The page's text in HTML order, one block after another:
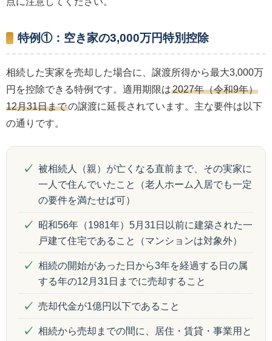
特例①：空き家の3,000万円特別控除
相続した実家を売却した場合に、譲渡所得から最大3,000万
円を控除できる特例です。適用期限は2027年（令和9年）
12月31日までの譲渡に延長されています。主な要件は以下
の通りです。
被相続人（親）が亡くなる直前まで、その実家に
一人で住んでいたこと（老人ホーム入居でも一定
の要件を満たせば可）
昭和56年（1981年）5月31日以前に建築された一
戸建て住宅であること（マンションは対象外）
相続の開始があった日から3年を経過する日の属
する年の12月31日までに売却すること
売却代金が1億円以下であること
相続から売却までの間に、居住・賃貸・事業用と